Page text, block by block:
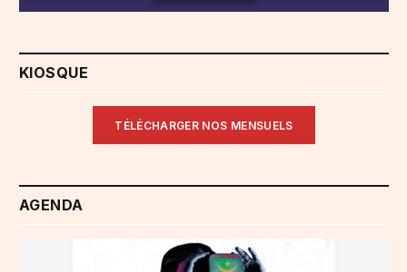
KIOSQUE
TÉLÉCHARGER NOS MENSUELS
AGENDA